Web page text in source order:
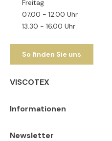
Freitag
07.00 - 12.00 Uhr
13.30 - 16.00 Uhr
So finden Sie uns
VISCOTEX
Informationen
Newsletter